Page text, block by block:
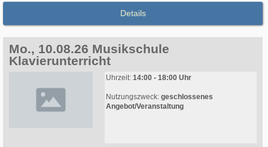
Details
Mo., 10.08.26 Musikschule
Klavierunterricht
Uhrzeit: 14:00 - 18:00 Uhr
Nutzungszweck: geschlossenes
Angebot/Veranstaltung